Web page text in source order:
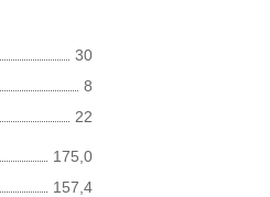
30
8
22
175,0
157,4